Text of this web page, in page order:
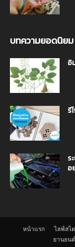
บทความยอดนิยม
อิ
รี
ร
อ
หน้าแรก ไลฟ์สไ
ยานยน